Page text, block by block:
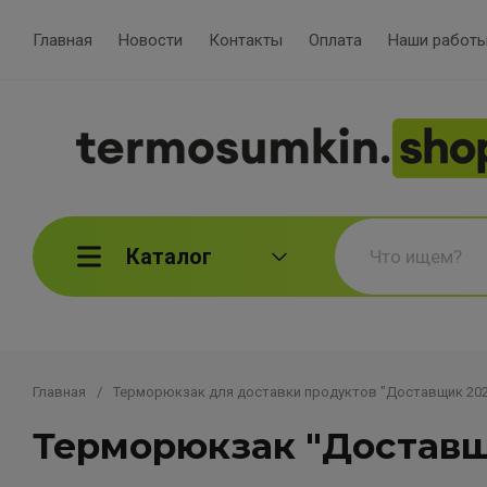
Главная Новости Контакты Оплата Наши работы
Терморюкзак для доставки продуктов
"Доставщик 2025"
Каталог
Главная / Терморюкзак для доставки продуктов "Доставщик
Терморюкзак